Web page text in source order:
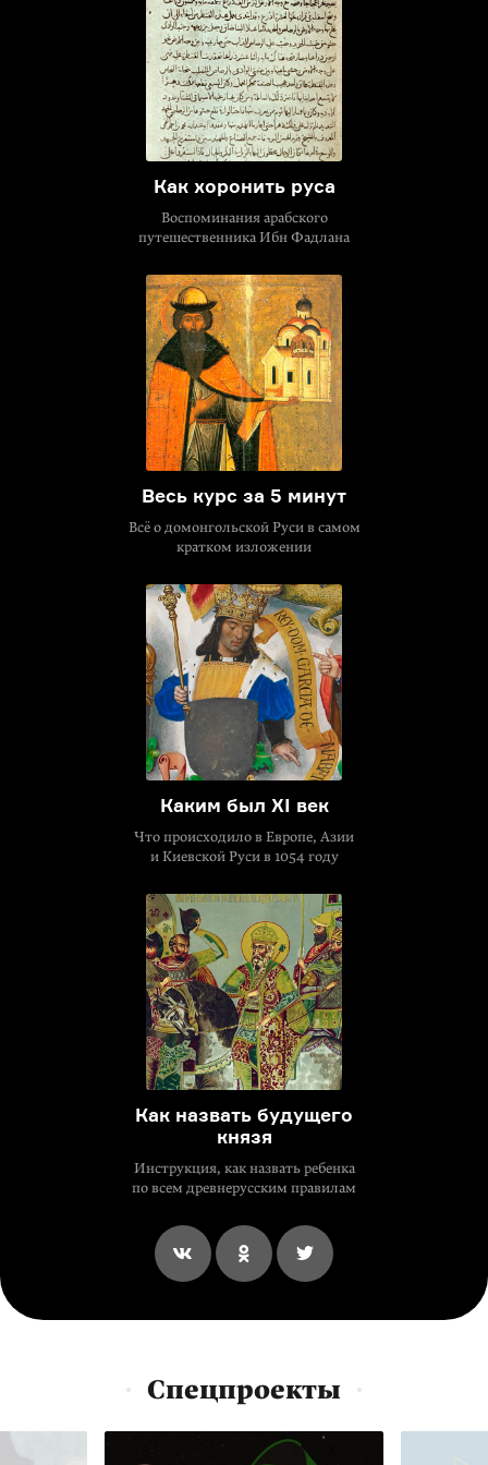
Как хоронить руса
Воспоминания арабского
путешественника Ибн Фадлана
Весь курс за 5 минут
Всё о домонгольской Руси в самом
кратком изложении
Каким был XI век
Что происходило в Европе, Азии
и Киевской Руси в 1054 году
Как назвать будущего
князя
Инструкция, как назвать ребенка
по всем древнерусским правилам
Спецпроекты